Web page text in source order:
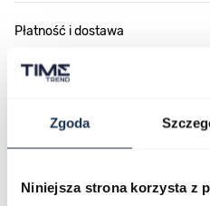
Zgoda
Niniejsza strona korzysta z
Płatność i dostawa
Poruszanie się po elementach
Naciśnij, aby pominąć karuzelę
Naciśnij, aby przejść do nawigacji